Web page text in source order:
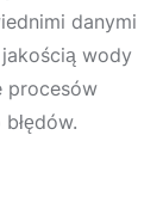
danymi
wody
procesów